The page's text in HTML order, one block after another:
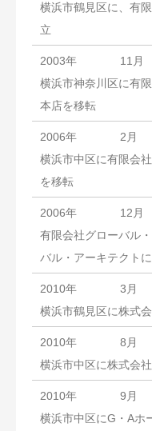
横浜市鶴見区に、有
立
2003年
11月
横浜市神奈川区に有
本店を移転
2006年
2月
横浜市中区に有限会
を移転
12月
有限会社グローバル
バル・アーキテクト
2010年
3月
横浜市鶴見区に株式
8月
横浜市中区に株式会
9月
横浜市中区にG・Aホ